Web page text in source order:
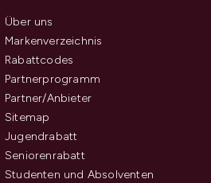
Über uns
Markenverzeichnis
Rabattcodes
Partnerprogramm
Partner/Anbieter
Sitemap
Jugendrabatt
Seniorenrabatt
Studenten und Absolventen